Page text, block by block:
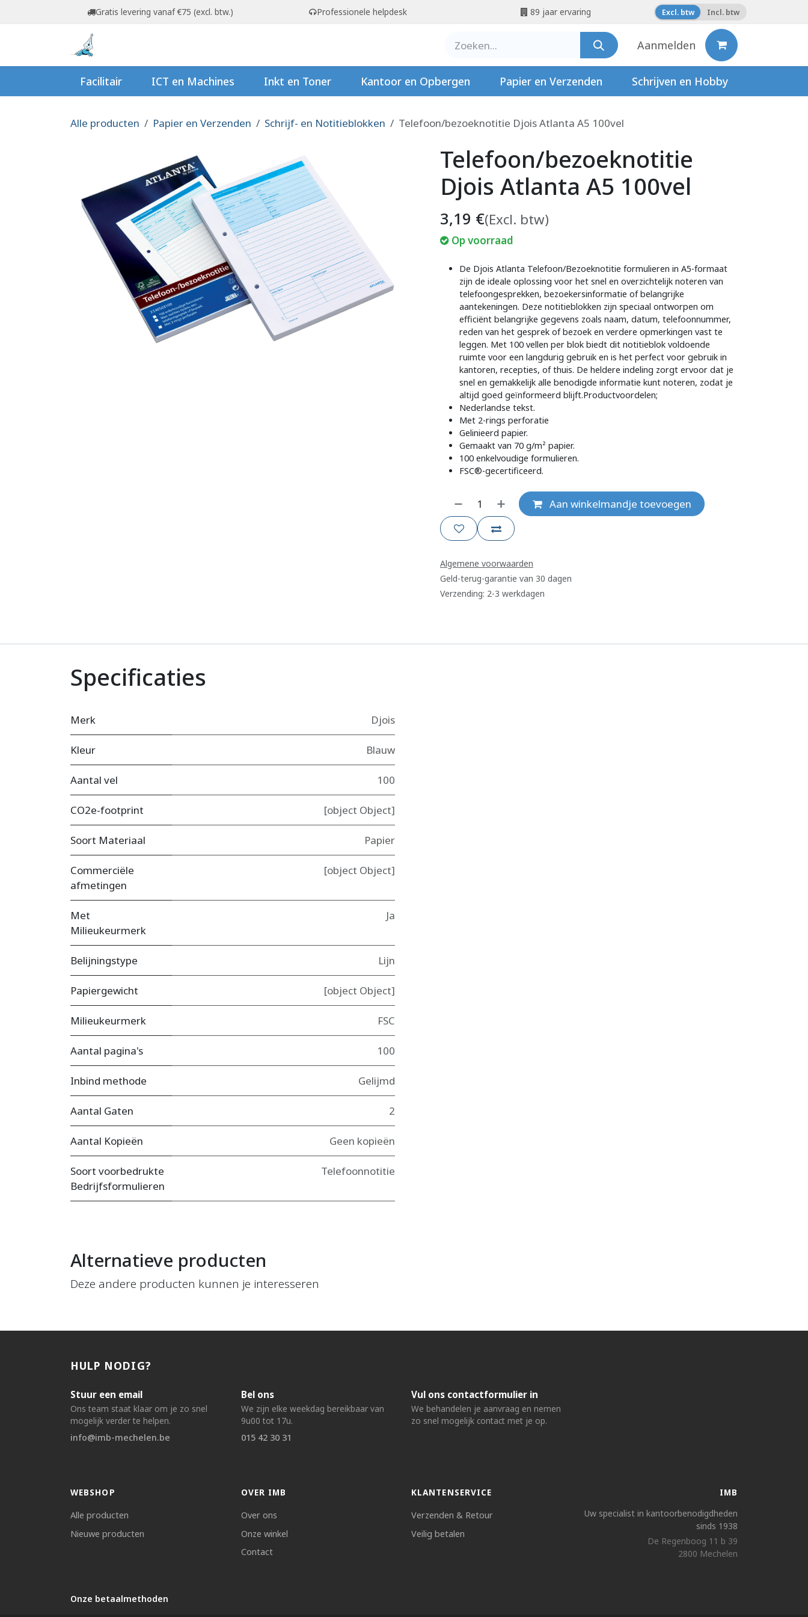
Overslaan naar inhoudGratis levering vanaf €75 (excl. btw.) Professionele helpdesk 89 jaar ervaring Excl. btw Incl. btw
Aanmelden
Facilitair ICT en Machines Inkt en Toner Kantoor en Opbergen Papier en Verzenden Schrijven en Hobby
Alle producten Papier en Verzenden Schrijf- en Notitieblokken Telefoon/bezoeknotitie Djois Atlanta A5 100vel
Telefoon/bezoeknotitie
Djois Atlanta A5 100vel
3,19 €(Excl. btw)
Op voorraad
De Djois Atlanta Telefoon/Bezoeknotitie formulieren in A5-formaat
zijn de ideale oplossing voor het snel en overzichtelijk noteren van
telefoongesprekken, bezoekersinformatie of belangrijke
aantekeningen. Deze notitieblokken zijn speciaal ontworpen om
efficiënt belangrijke gegevens zoals naam, datum, telefoonnummer,
reden van het gesprek of bezoek en verdere opmerkingen vast te
leggen. Met 100 vellen per blok biedt dit notitieblok voldoende
ruimte voor een langdurig gebruik en is het perfect voor gebruik in
kantoren, recepties, of thuis. De heldere indeling zorgt ervoor dat je
snel en gemakkelijk alle benodigde informatie kunt noteren, zodat je
altijd goed geïnformeerd blijft.Productvoordelen;
Nederlandse tekst.
Met 2-rings perforatie
Gelinieerd papier.
Gemaakt van 70 g/m² papier.
100 enkelvoudige formulieren.
FSC®-gecertificeerd.
Aan winkelmandje toevoegen
Algemene voorwaarden
Geld-terug-garantie van 30 dagen
Verzending: 2-3 werkdagen
Specificaties
Merk Djois
Kleur Blauw
Aantal vel 100
CO2e-footprint [object Object]
Soort Materiaal Papier
Commerciële
afmetingen
[object Object]
Met
Milieukeurmerk
Ja
Belijningstype Lijn
Papiergewicht [object Object]
Milieukeurmerk FSC
Aantal pagina's 100
Inbind methode Gelijmd
Aantal Gaten 2
Aantal Kopieën Geen kopieën
Soort voorbedrukte
Bedrijfsformulieren
Telefoonnotitie
Alternatieve producten
Deze andere producten kunnen je interesseren
HULP NODIG?
Stuur een email
Ons team staat klaar om je zo snel
mogelijk verder te helpen.
info@imb-mechelen.be
Bel ons
We zijn elke weekdag bereikbaar van
9u00 tot 17u.
015 42 30 31
Vul ons contactformulier in
We behandelen je aanvraag en nemen
zo snel mogelijk contact met je op.
WEBSHOP
Alle producten
Nieuwe producten
OVER IMB
Over ons
Onze winkel
Contact
KLANTENSERVICE
Verzenden & Retour
Veilig betalen
IMB
Uw specialist in kantoorbenodigdheden
sinds 1938
De Regenboog 11 b 39
2800 Mechelen
Onze betaalmethoden